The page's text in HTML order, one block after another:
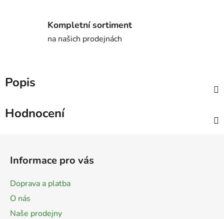
Kompletní sortiment
na našich prodejnách
Popis
Hodnocení
Informace pro vás
Doprava a platba
O nás
Naše prodejny